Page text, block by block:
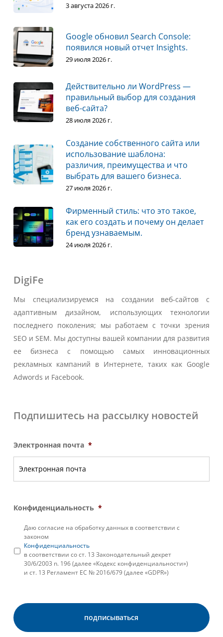
3 августа 2026 г.
Google обновил Search Console:
появился новый отчет Insights.
29 июля 2026 г.
Действительно ли WordPress —
правильный выбор для создания
веб-сайта?
28 июля 2026 г.
Создание собственного сайта или
использование шаблона:
различия, преимущества и что
выбрать для вашего бизнеса.
27 июля 2026 г.
Фирменный стиль: что это такое,
как его создать и почему он делает
бренд узнаваемым.
24 июля 2026 г.
DigiFe
Мы специализируемся на создании веб-сайтов с
адаптивным дизайном, использующих технологии
последнего поколения; мы работаем с точки зрения
SEO и SEM. Мы доступны вашей компании для развития
ее бизнеса с помощью самых инновационных
рекламных кампаний в Интернете, таких как Google
Adwords и Facebook.
Подпишитесь на рассылку новостей
Электронная почта *
Конфиденциальность *
Даю согласие на обработку данных в соответствии с
законом
Конфиденциальность
в соответствии со ст. 13 Законодательный декрет
30/6/2003 n. 196 (далее «Кодекс конфиденциальности»)
и ст. 13 Регламент ЕС № 2016/679 (далее «GDPR»)